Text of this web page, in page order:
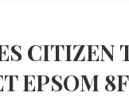
CITIZEN
EPSOM